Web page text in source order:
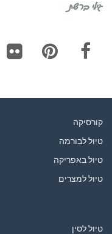
גילי ברשת
קורסיקה
טיול לבורמה
טיול באפריקה
טיול למצרים
טיול לסין